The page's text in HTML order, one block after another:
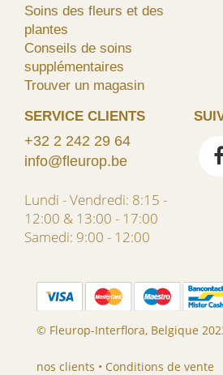
Soins des fleurs et des
plantes
Conseils de soins
supplémentaires
Trouver un magasin
SERVICE CLIENTS
+32 2 242 29 64
info@fleurop.be
Lundi - Vendredi: 8:15 -
12:00 & 13:00 - 17:00
Samedi: 9:00 - 12:00
© Fleurop-Interflora, Belgique
nos clients • Conditions de vente